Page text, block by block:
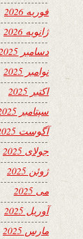
فوریه 2026
ژانویه 2026
دسامبر 2025
نوامبر 2025
اکتبر 2025
سپتامبر 2025
آگوست 2025
جولای 2025
ژوئن 2025
می 2025
آوریل 2025
مارس 2025